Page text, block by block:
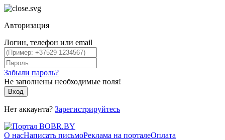
Авторизация
Логин, телефон или email
Забыли пароль?
Не заполнены необходимые поля!
Вход
Нет аккаунта? Зарегистрируйтесь
О насНаписать письмоРеклама на порталеОплата